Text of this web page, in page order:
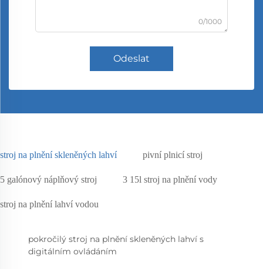
0/1000
Odeslat
stroj na plnění skleněných lahví pivní plnicí stroj
5 galónový náplňový stroj 3 15l stroj na plnění vody
stroj na plnění lahví vodou
pokročilý stroj na plnění skleněných lahví s
digitálním ovládáním